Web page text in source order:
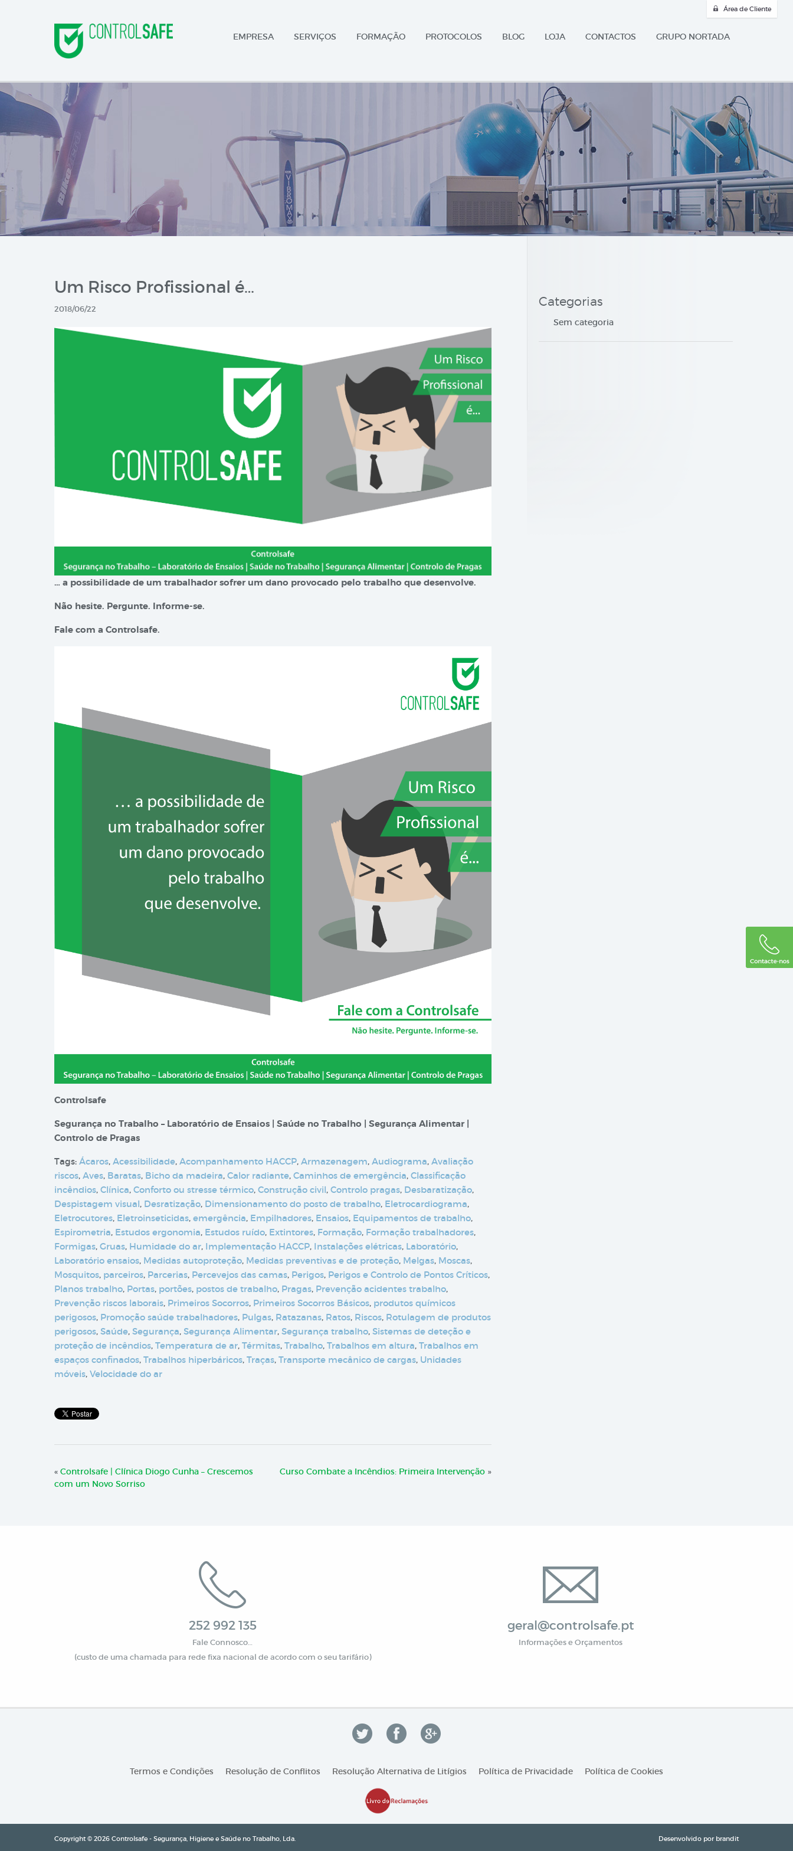
Área de Cliente
EMPRESA SERVIÇOS FORMAÇÃO PROTOCOLOS BLOG LOJA CONTACTOS GRUPO NORTADA
Um Risco Profissional é…
2018/06/22
… a possibilidade de um trabalhador sofrer um dano provocado pelo trabalho que desenvolve.
Não hesite. Pergunte. Informe-se.
Fale com a Controlsafe.
Controlsafe
Segurança no Trabalho – Laboratório de Ensaios | Saúde no Trabalho | Segurança Alimentar |
Controlo de Pragas
Tags: Ácaros, Acessibilidade, Acompanhamento HACCP, Armazenagem, Audiograma, Avaliação
riscos, Aves, Baratas, Bicho da madeira, Calor radiante, Caminhos de emergência, Classificação
incêndios, Clínica, Conforto ou stresse térmico, Construção civil, Controlo pragas, Desbaratização,
Despistagem visual, Desratização, Dimensionamento do posto de trabalho, Eletrocardiograma,
Eletrocutores, Eletroinseticidas, emergência, Empilhadores, Ensaios, Equipamentos de trabalho,
Espirometria, Estudos ergonomia, Estudos ruído, Extintores, Formação, Formação trabalhadores,
Formigas, Gruas, Humidade do ar, Implementação HACCP, Instalações elétricas, Laboratório,
Laboratório ensaios, Medidas autoproteção, Medidas preventivas e de proteção, Melgas, Moscas,
Mosquitos, parceiros, Parcerias, Percevejos das camas, Perigos, Perigos e Controlo de Pontos Críticos,
Planos trabalho, Portas, portões, postos de trabalho, Pragas, Prevenção acidentes trabalho,
Prevenção riscos laborais, Primeiros Socorros, Primeiros Socorros Básicos, produtos químicos
perigosos, Promoção saúde trabalhadores, Pulgas, Ratazanas, Ratos, Riscos, Rotulagem de produtos
perigosos, Saúde, Segurança, Segurança Alimentar, Segurança trabalho, Sistemas de deteção e
proteção de incêndios, Temperatura de ar, Térmitas, Trabalho, Trabalhos em altura, Trabalhos em
espaços confinados, Trabalhos hiperbáricos, Traças, Transporte mecânico de cargas, Unidades
móveis, Velocidade do ar
« Controlsafe | Clínica Diogo Cunha – Crescemos
com um Novo Sorriso
Curso Combate a Incêndios: Primeira Intervenção »
Categorias
Sem categoria
252 992 135
Fale Connosco…
(custo de uma chamada para rede fixa nacional de acordo com o seu tarifário)
geral@controlsafe.pt
Informações e Orçamentos
Termos e Condições Resolução de Conflitos Resolução Alternativa de Litígios Política de Privacidade Política de Cookies
Copyright © 2026 Controlsafe - Segurança, Higiene e Saúde no Trabalho, Lda. Desenvolvido por brandit